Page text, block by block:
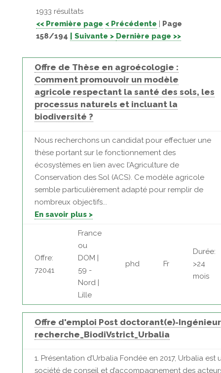
1933 résultats
<< Première page < Précédente | Page
158/194
| Suivante > Dernière page >>
Offre de Thèse en agroécologie :
Comment promouvoir un modèle
agricole respectant la santé des sols, les
processus naturels et incluant la
biodiversité ?
Nous recherchons un candidat pour effectuer une
thèse portant sur le fonctionnement des
écosystèmes en lien avec l’Agriculture de
Conservation des Sol (ACS). Ce modèle agricole
semble particulièrement adapté pour remplir de
nombreux objectifs...
En savoir plus >
Offre:
72041
France
ou
DOM |
59 -
Nord |
Lille
phd Fr
Durée:
>24
mois
Offre d'emploi Post doctorant(e)-
recherche_BiodiVstrict_Urbalia
1. Présentation d’Urbalia Fondée en 2017, Urbalia est
société de conseil et d’accompagnement des